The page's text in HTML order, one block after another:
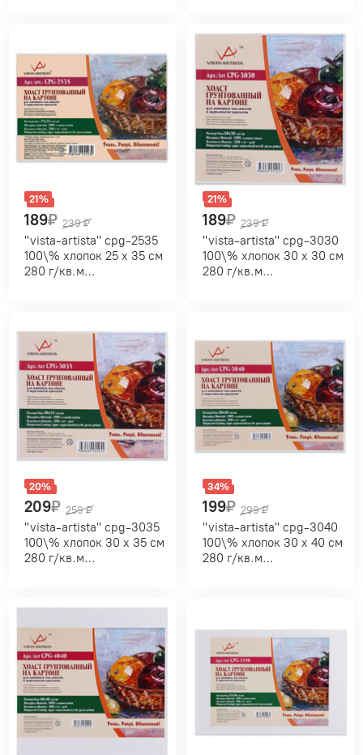
21%
189₽ 239₽
"vista-artista" cpg-2535
100\% хлопок 25 х 35 см
280 г/кв.м
21%
189₽ 239₽
"vista-artista" cpg-3030
100\% хлопок 30 х 30 см
280 г/кв.м
20%
209₽ 259₽
"vista-artista" cpg-3035
100\% хлопок 30 х 35 см
280 г/кв.м
34%
199₽ 299₽
"vista-artista" cpg-3040
100\% хлопок 30 х 40 см
280 г/кв.м